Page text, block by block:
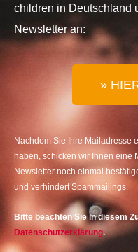
children in Deutschland
Newsletter an:
»
Nachdem Sie Ihre Mailadresse
haben, schicken wir Ihnen eine
Newsletter noch einmal
und verhindert Spammailings.
Bitte beachten Sie in diesem
Datenschutzerklärung.